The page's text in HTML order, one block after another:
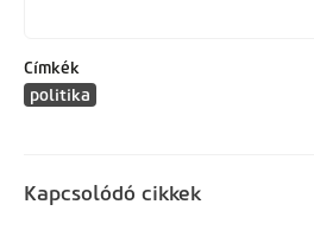
Címkék
politika
Kapcsolódó cikkek